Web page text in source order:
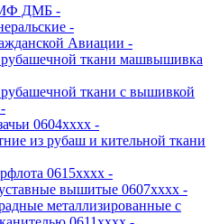
ДМБ -
-
Авиации -
ткани машвышивка
ткани с вышивкой
0604хххх -
из рубаш и кительной ткани
0615хххх -
вышитые 0607хххх -
металлизированные с